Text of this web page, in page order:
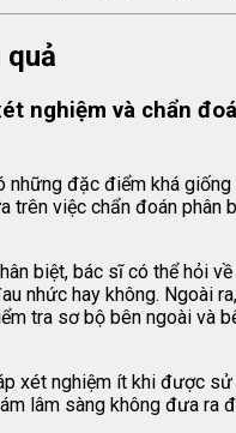
nghiệm và chẩn
những đặc điểm khá giống
trên việc chẩn đoán phân
biệt, bác sĩ có thể hỏi
nhức hay không. Ngoài
tra sơ bộ bên ngoài và
xét nghiệm ít khi được
lâm sàng không đưa ra